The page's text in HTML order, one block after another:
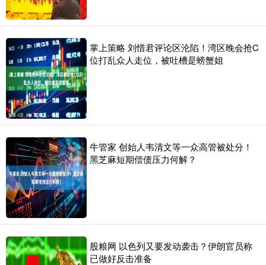
掌上策略 刘惜君评论区沦陷！湾区晚会抢C
位打乱众人走位，被吐槽是螃蟹姐
牛管家 创始人韦清文等一众高管被处分！
黑芝麻短期偿债压力何解？
股粮网 以色列又要发动袭击？伊朗官员称
已做好反击准备